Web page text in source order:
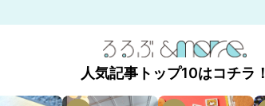
人気記事トップ10はコチラ！